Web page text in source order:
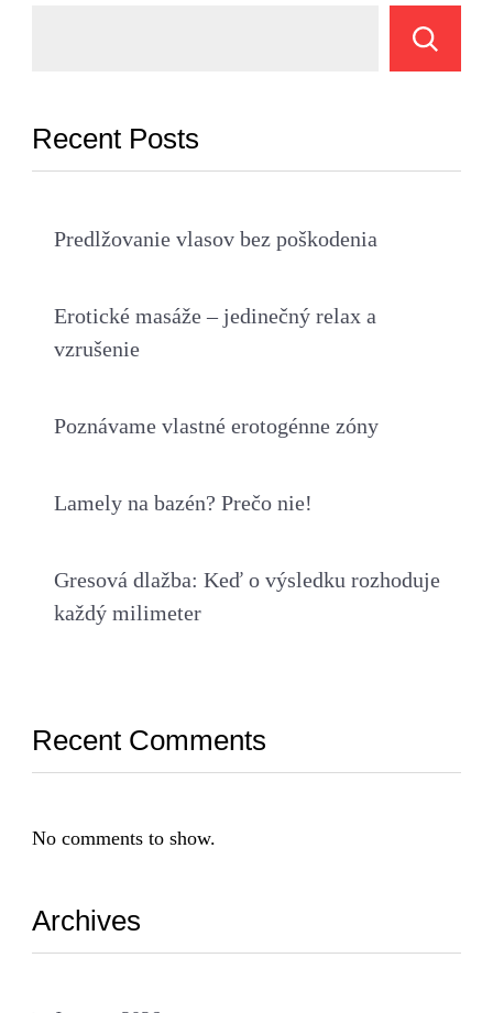
Recent Posts
Predlžovanie vlasov bez poškodenia
Erotické masáže – jedinečný relax a
vzrušenie
Poznávame vlastné erotogénne zóny
Lamely na bazén? Prečo nie!
Gresová dlažba: Keď o výsledku rozhoduje
každý milimeter
Recent Comments
No comments to show.
Archives